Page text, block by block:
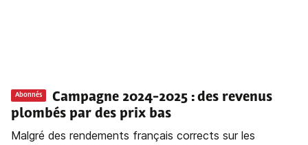
Abonnés
Campagne 2024-2025 : des revenus
plombés par des prix bas
Malgré des rendements français corrects sur les